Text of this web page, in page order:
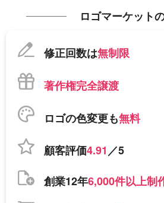
ロゴマーケット
修正回数は無制限
著作権完全譲渡
ロゴの色変更も無料
顧客評価4.91／5
創業12年6,000件以上制